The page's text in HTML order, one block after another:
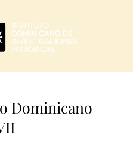
Dominicano